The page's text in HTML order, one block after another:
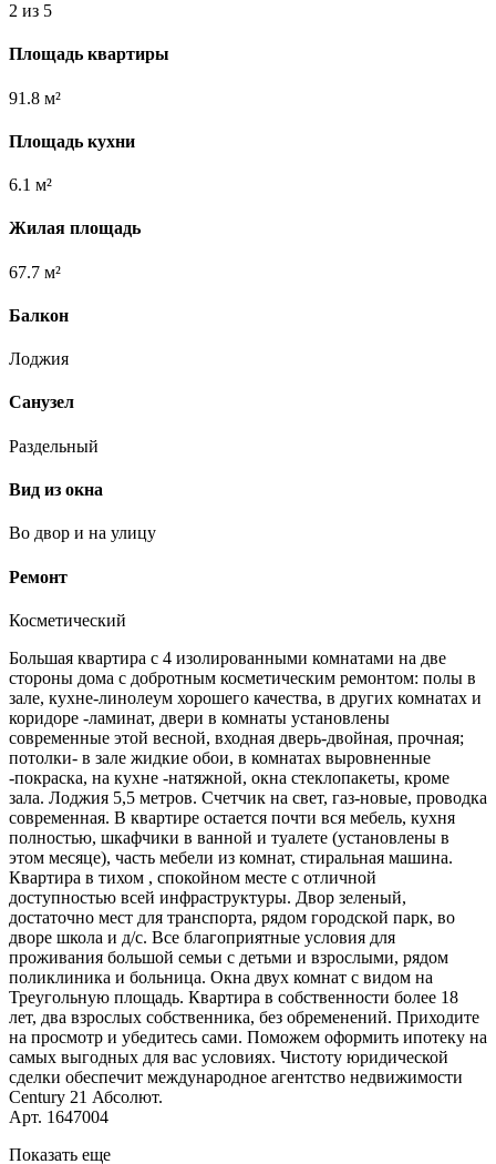
2 из 5
Площадь квартиры
91.8 м²
Площадь кухни
6.1 м²
Жилая площадь
67.7 м²
Балкон
Лоджия
Санузел
Раздельный
Вид из окна
Во двор и на улицу
Ремонт
Косметический
Большая квартира с 4 изолированными комнатами на две
стороны дома с добротным косметическим ремонтом: полы в
зале, кухне-линолеум хорошего качества, в других комнатах и
коридоре -ламинат, двери в комнаты установлены
современные этой весной, входная дверь-двойная, прочная;
потолки- в зале жидкие обои, в комнатах выровненные
-покраска, на кухне -натяжной, окна стеклопакеты, кроме
зала. Лоджия 5,5 метров. Счетчик на свет, газ-новые, проводка
современная. В квартире остается почти вся мебель, кухня
полностью, шкафчики в ванной и туалете (установлены в
этом месяце), часть мебели из комнат, стиральная машина.
Квартира в тихом , спокойном месте с отличной
доступностью всей инфраструктуры. Двор зеленый,
достаточно мест для транспорта, рядом городской парк, во
дворе школа и д/с. Все благоприятные условия для
проживания большой семьи с детьми и взрослыми, рядом
поликлиника и больница. Окна двух комнат с видом на
Треугольную площадь. Квартира в собственности более 18
лет, два взрослых собственника, без обременений. Приходите
на просмотр и убедитесь сами. Поможем оформить ипотеку на
самых выгодных для вас условиях. Чистоту юридической
сделки обеспечит международное агентство недвижимости
Century 21 Абсолют.
Арт. 1647004
Показать еще